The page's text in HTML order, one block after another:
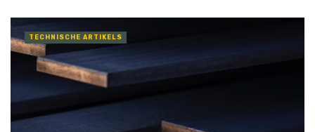
TECHNISCHE ARTIKELS